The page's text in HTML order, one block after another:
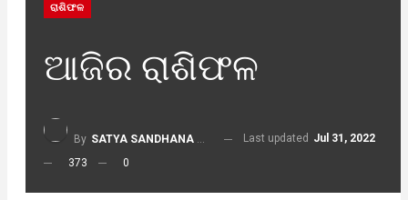
ରାଶିଫଳ
ଆଜିର ରାଶିଫଳ
By SATYA SANDHANA DESK Last updated Jul 31, 2022
373
0